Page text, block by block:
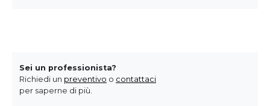
Sei un professionista?
Richiedi un preventivo o contattaci
per saperne di più.